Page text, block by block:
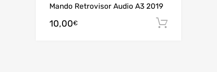
Mando Retrovisor Audio A3 2019
10,00€